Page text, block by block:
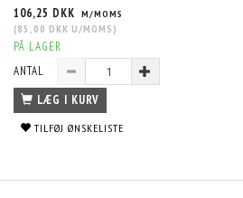
106,25 DKK M/MOMS
(85,00 DKK U/MOMS )
PÅ LAGER
ANTAL
LÆG I KURV
TILFØJ ØNSKELISTE